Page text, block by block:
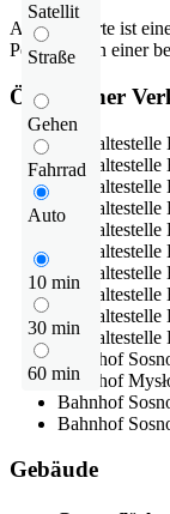
Satellit
Straße
Gehen
Fahrrad
Auto
10 min
30 min
60 min
Auf der Karte ist
Pendelzeit in einer
Öffentlicher
Bushaltestelle
Bushaltestelle
Bushaltestelle
Bushaltestelle
Bushaltestelle
Bushaltestelle
Bushaltestelle
Bushaltestelle
Bushaltestelle
Bushaltestelle
Bahnhof
Bahnhof
Bahnhof
Bahnhof
Gebäude